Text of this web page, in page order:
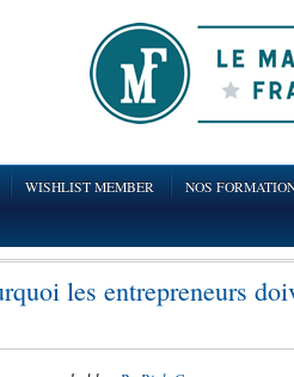
WISHLIST MEMBER NOS
les entrepreneurs